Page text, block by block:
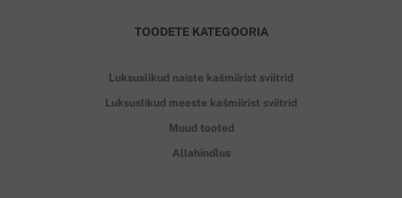
TOODETE KATEGOORIA
Luksuslikud naiste kašmiirist sviitrid
Luksuslikud meeste kašmiirist sviitrid
Muud tooted
Allahindlus